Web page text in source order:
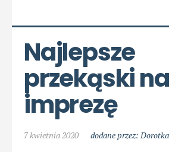
Najlepsze
przekąski na
imprezę
7 kwietnia 2020 dodane przez: Dorotka